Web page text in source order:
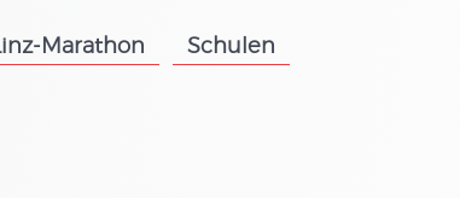
Marathon Schulen